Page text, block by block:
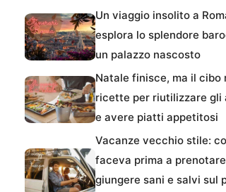
Un viaggio insolito a
esplora lo splendore
un palazzo nascosto
Natale finisce, ma il cibo
ricette per riutilizzare gli
e avere piatti appetitosi
Vacanze vecchio stile:
faceva prima a
giungere sani e salvi sul